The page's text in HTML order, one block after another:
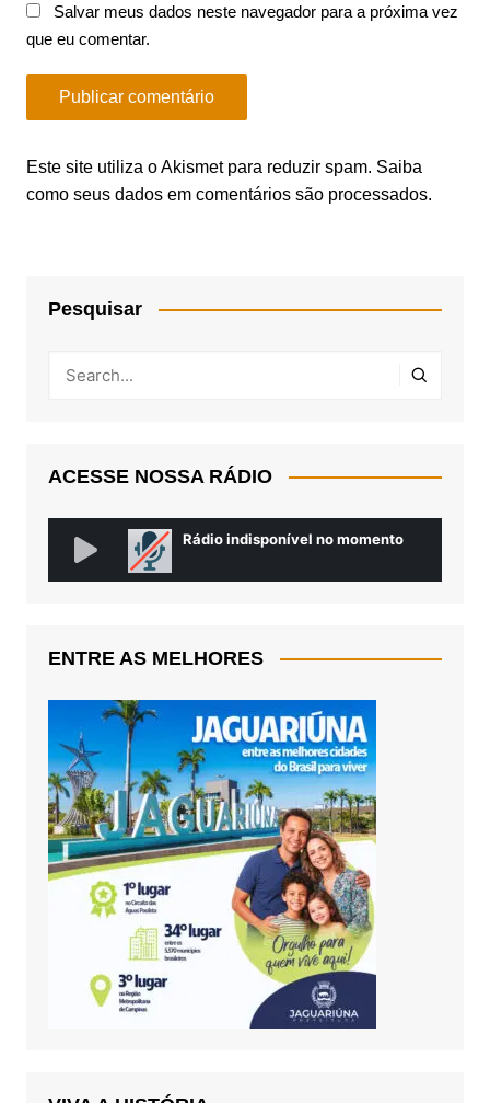
Salvar meus dados neste navegador para a próxima vez
que eu comentar.
Este site utiliza o Akismet para reduzir spam. Saiba
como seus dados em comentários são processados.
Pesquisar
ACESSE NOSSA RÁDIO
ENTRE AS MELHORES